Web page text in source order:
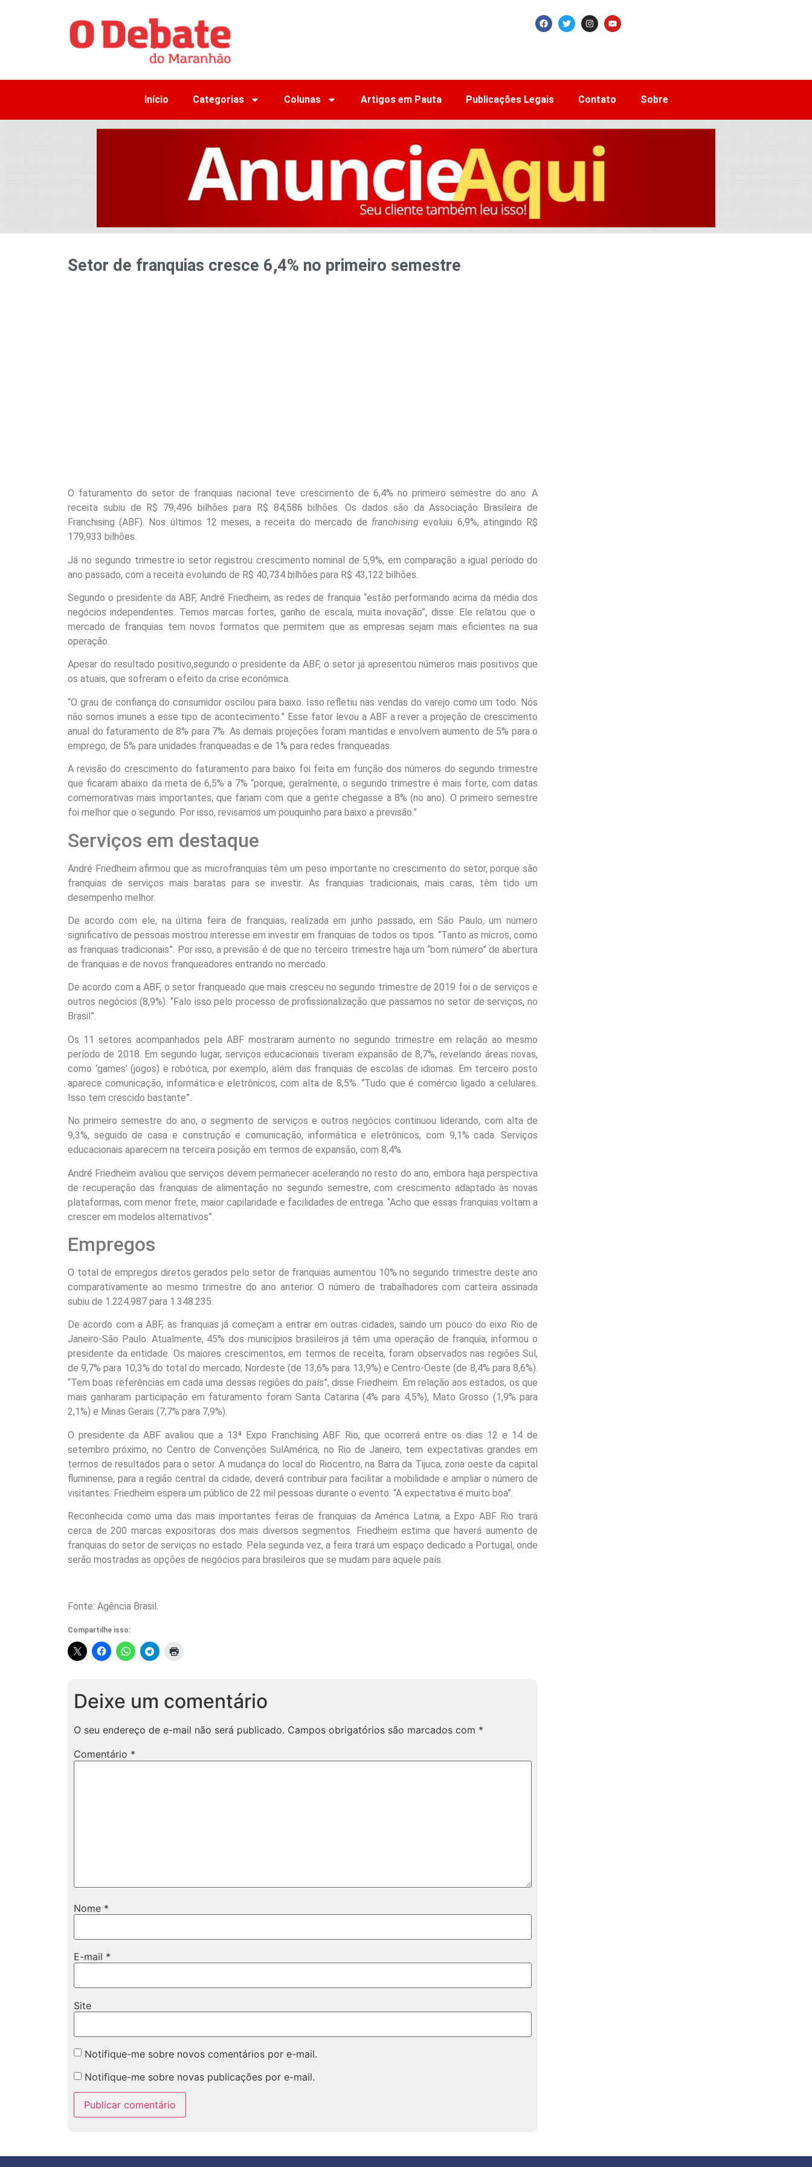
Início Categorias Colunas Artigos em Pauta Publicações Legais Contato Sobre
Setor de franquias cresce 6,4% no primeiro semestre
O faturamento do setor de franquias nacional teve crescimento de 6,4% no primeiro semestre do ano. A
receita subiu de R$ 79,496 bilhões para R$ 84,586 bilhões. Os dados são da Associação Brasileira de
Franchising (ABF). Nos últimos 12 meses, a receita do mercado de franchising evoluiu 6,9%, atingindo R$
179,933 bilhões.
Já no segundo trimestre io setor registrou crescimento nominal de 5,9%, em comparação a igual período do
ano passado, com a receita evoluindo de R$ 40,734 bilhões para R$ 43,122 bilhões.
Segundo o presidente da ABF, André Friedheim, as redes de franquia “estão performando acima da média dos
negócios independentes. Temos marcas fortes, ganho de escala, muita inovação”, disse. Ele relatou que o
mercado de franquias tem novos formatos que permitem que as empresas sejam mais eficientes na sua
operação.
Apesar do resultado positivo,segundo o presidente da ABF, o setor já apresentou números mais positivos que
os atuais, que sofreram o efeito da crise econômica.
“O grau de confiança do consumidor oscilou para baixo. Isso refletiu nas vendas do varejo como um todo. Nós
não somos imunes a esse tipo de acontecimento.” Esse fator levou a ABF a rever a projeção de crescimento
anual do faturamento de 8% para 7%. As demais projeções foram mantidas e envolvem aumento de 5% para o
emprego, de 5% para unidades franqueadas e de 1% para redes franqueadas.
A revisão do crescimento do faturamento para baixo foi feita em função dos números do segundo trimestre
que ficaram abaixo da meta de 6,5% a 7% “porque, geralmente, o segundo trimestre é mais forte, com datas
comemorativas mais importantes, que fariam com que a gente chegasse a 8% (no ano). O primeiro semestre
foi melhor que o segundo. Por isso, revisamos um pouquinho para baixo a previsão.”
Serviços em destaque
André Friedheim afirmou que as microfranquias têm um peso importante no crescimento do setor, porque são
franquias de serviços mais baratas para se investir. As franquias tradicionais, mais caras, têm tido um
desempenho melhor.
De acordo com ele, na última feira de franquias, realizada em junho passado, em São Paulo, um número
significativo de pessoas mostrou interesse em investir em franquias de todos os tipos. “Tanto as micros, como
as franquias tradicionais”. Por isso, a previsão é de que no terceiro trimestre haja um “bom número” de abertura
de franquias e de novos franqueadores entrando no mercado.
De acordo com a ABF, o setor franqueado que mais cresceu no segundo trimestre de 2019 foi o de serviços e
outros negócios (8,9%). “Falo isso pelo processo de profissionalização que passamos no setor de serviços, no
Brasil”.
Os 11 setores acompanhados pela ABF mostraram aumento no segundo trimestre em relação ao mesmo
período de 2018. Em segundo lugar, serviços educacionais tiveram expansão de 8,7%, revelando áreas novas,
como ‘games’ (jogos) e robótica, por exemplo, além das franquias de escolas de idiomas. Em terceiro posto
aparece comunicação, informática e eletrônicos, com alta de 8,5%. “Tudo que é comércio ligado a celulares.
Isso tem crescido bastante”.
No primeiro semestre do ano, o segmento de serviços e outros negócios continuou liderando, com alta de
9,3%, seguido de casa e construção e comunicação, informática e eletrônicos, com 9,1% cada. Serviços
educacionais aparecem na terceira posição em termos de expansão, com 8,4%.
André Friedheim avaliou que serviços devem permanecer acelerando no resto do ano, embora haja perspectiva
de recuperação das franquias de alimentação no segundo semestre, com crescimento adaptado às novas
plataformas, com menor frete, maior capilaridade e facilidades de entrega. “Acho que essas franquias voltam a
crescer em modelos alternativos”.
Empregos
O total de empregos diretos gerados pelo setor de franquias aumentou 10% no segundo trimestre deste ano
comparativamente ao mesmo trimestre do ano anterior. O número de trabalhadores com carteira assinada
subiu de 1.224.987 para 1.348.235.
De acordo com a ABF, as franquias já começam a entrar em outras cidades, saindo um pouco do eixo Rio de
Janeiro-São Paulo. Atualmente, 45% dos municípios brasileiros já têm uma operação de franquia, informou o
presidente da entidade. Os maiores crescimentos, em termos de receita, foram observados nas regiões Sul,
de 9,7% para 10,3% do total do mercado; Nordeste (de 13,6% para 13,9%) e Centro-Oeste (de 8,4% para 8,6%).
“Tem boas referências em cada uma dessas regiões do país”, disse Friedheim. Em relação aos estados, os que
mais ganharam participação em faturamento foram Santa Catarina (4% para 4,5%), Mato Grosso (1,9% para
2,1%) e Minas Gerais (7,7% para 7,9%).
O presidente da ABF avaliou que a 13ª Expo Franchising ABF Rio, que ocorrerá entre os dias 12 e 14 de
setembro próximo, no Centro de Convenções SulAmérica, no Rio de Janeiro, tem expectativas grandes em
termos de resultados para o setor. A mudança do local do Riocentro, na Barra da Tijuca, zona oeste da capital
fluminense, para a região central da cidade, deverá contribuir para facilitar a mobilidade e ampliar o número de
visitantes. Friedheim espera um público de 22 mil pessoas durante o evento. “A expectativa é muito boa”.
Reconhecida como uma das mais importantes feiras de franquias da América Latina, a Expo ABF Rio trará
cerca de 200 marcas expositoras dos mais diversos segmentos. Friedheim estima que haverá aumento de
franquias do setor de serviços no estado. Pela segunda vez, a feira trará um espaço dedicado a Portugal, onde
serão mostradas as opções de negócios para brasileiros que se mudam para aquele país.
Fonte: Agência Brasil.
Compartilhe isso:
Deixe um comentário
O seu endereço de e-mail não será publicado. Campos obrigatórios são marcados com *
Comentário *
Nome *
E-mail *
Site
Notifique-me sobre novos comentários por e-mail.
Notifique-me sobre novas publicações por e-mail.